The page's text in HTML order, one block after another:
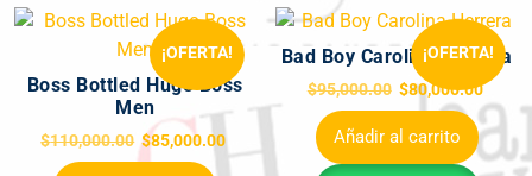
¡OFERTA!
Boss Bottled Hugo Boss
Men
$110,000.00 $85,000.00
¡OFERTA!
Bad Boy Carolina Herrera
$95,000.00 $80,000.00
Añadir al carrito